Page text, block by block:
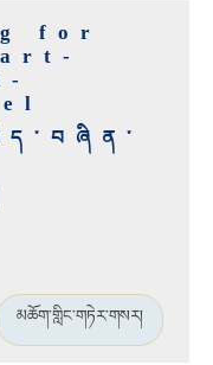
for
མཆོག་གླིང་གཏེར་གསར།